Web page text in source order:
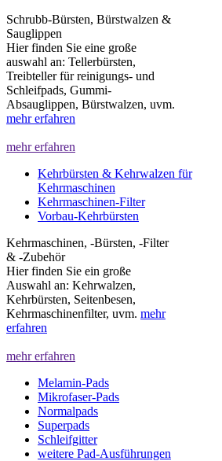
Schrubb-Bürsten, Bürstwalzen &
Sauglippen
Hier finden Sie eine große
auswahl an: Tellerbürsten,
Treibteller für reinigungs- und
Schleifpads, Gummi-
Absauglippen, Bürstwalzen, uvm.
mehr erfahren
mehr erfahren
Kehrbürsten & Kehrwalzen für
Kehrmaschinen
Kehrmaschinen-Filter
Vorbau-Kehrbürsten
Kehrmaschinen, -Bürsten, -Filter
& -Zubehör
Hier finden Sie ein große
Auswahl an: Kehrwalzen,
Kehrbürsten, Seitenbesen,
Kehrmaschinenfilter, uvm. mehr
erfahren
mehr erfahren
Melamin-Pads
Mikrofaser-Pads
Normalpads
Superpads
Schleifgitter
weitere Pad-Ausführungen